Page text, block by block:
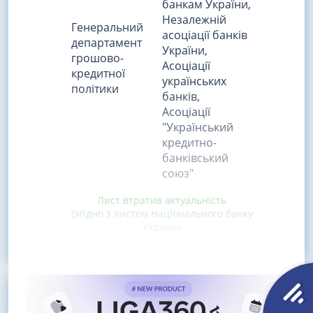
Генеральний
департамент
грошово-
кредитної
політики
банкам України,
Незалежній
асоціації банків
України,
Асоціації
українських
банків,
Асоціації
"Український
кредитно-
банківський
союз"
Лист втратив актуальність
(згідно з листом Національного банку
України